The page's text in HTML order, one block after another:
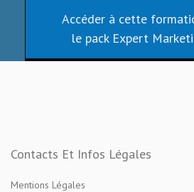
Accéder à cette
le pack Expert
Contacts Et Infos Légales
Mentions Légales